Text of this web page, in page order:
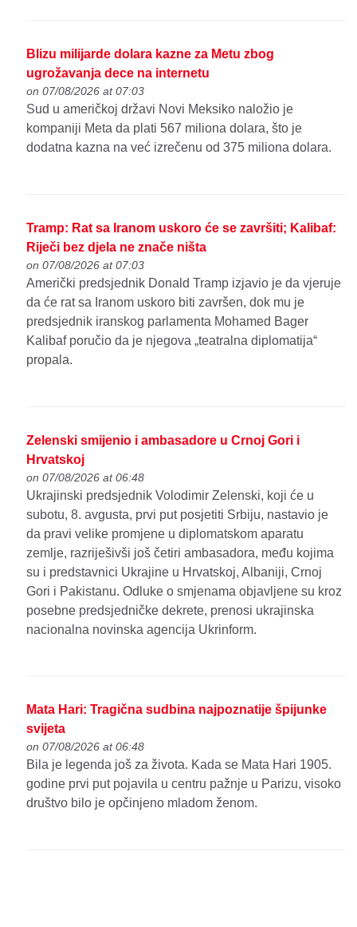
Blizu milijarde dolara kazne za Metu zbog
ugrožavanja dece na internetu
on 07/08/2026 at 07:03
Sud u američkoj državi Novi Meksiko naložio je
kompaniji Meta da plati 567 miliona dolara, što je
dodatna kazna na već izrečenu od 375 miliona dolara.
Tramp: Rat sa Iranom uskoro će se završiti; Kalibaf:
Riječi bez djela ne znače ništa
on 07/08/2026 at 07:03
Američki predsjednik Donald Tramp izjavio je da vjeruje
da će rat sa Iranom uskoro biti završen, dok mu je
predsjednik iranskog parlamenta Mohamed Bager
Kalibaf poručio da je njegova „teatralna diplomatija“
propala.
Zelenski smijenio i ambasadore u Crnoj Gori i
Hrvatskoj
on 07/08/2026 at 06:48
Ukrajinski predsjednik Volodimir Zelenski, koji će u
subotu, 8. avgusta, prvi put posjetiti Srbiju, nastavio je
da pravi velike promjene u diplomatskom aparatu
zemlje, razriješivši još četiri ambasadora, među kojima
su i predstavnici Ukrajine u Hrvatskoj, Albaniji, Crnoj
Gori i Pakistanu. Odluke o smjenama objavljene su kroz
posebne predsjedničke dekrete, prenosi ukrajinska
nacionalna novinska agencija Ukrinform.
Mata Hari: Tragična sudbina najpoznatije špijunke
svijeta
on 07/08/2026 at 06:48
Bila je legenda još za života. Kada se Mata Hari 1905.
godine prvi put pojavila u centru pažnje u Parizu, visoko
društvo bilo je opčinjeno mladom ženom.